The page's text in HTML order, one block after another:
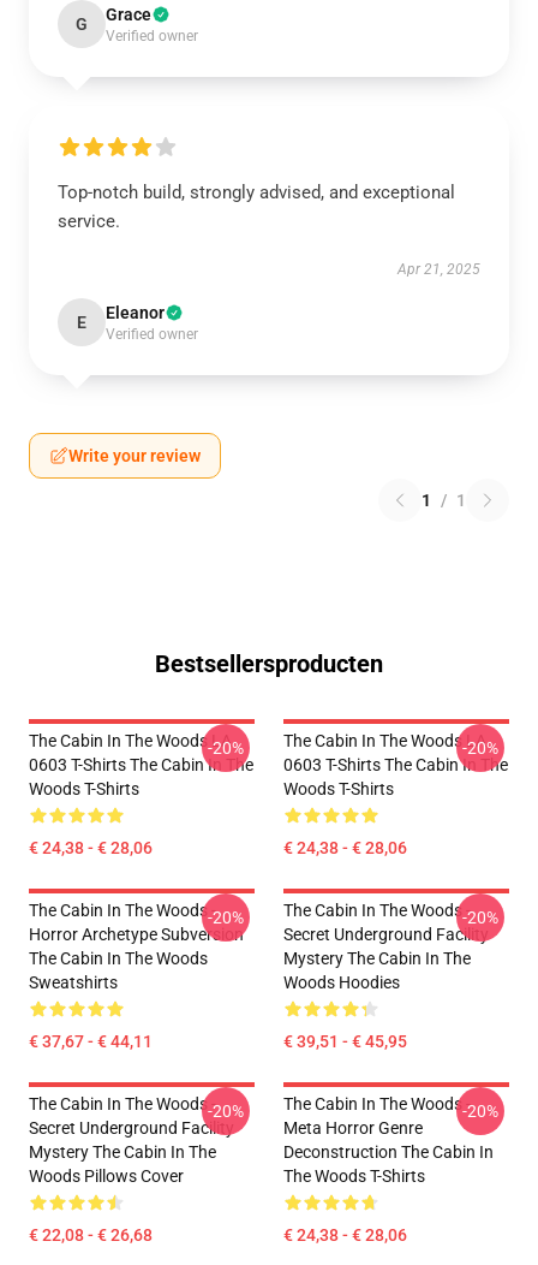
G Grace
Verified owner
Top-notch build, strongly advised, and exceptional
service.
Apr 21, 2025
E Eleanor
Verified owner
Write your review
1 / 1
Bestsellersproducten
The Cabin In The Woods LA
0603 T-Shirts The Cabin In The
Woods T-Shirts
€ 24,38 - € 28,06
-20%
The Cabin In The Woods LA
0603 T-Shirts The Cabin In The
Woods T-Shirts
€ 24,38 - € 28,06
-20%
The Cabin In The Woods -
Horror Archetype Subversion
The Cabin In The Woods
Sweatshirts
€ 37,67 - € 44,11
-20%
The Cabin In The Woods -
Secret Underground Facility
Mystery The Cabin In The
Woods Hoodies
€ 39,51 - € 45,95
-20%
The Cabin In The Woods -
Secret Underground Facility
Mystery The Cabin In The
Woods Pillows Cover
€ 22,08 - € 26,68
-20%
The Cabin In The Woods -
Meta Horror Genre
Deconstruction The Cabin In
The Woods T-Shirts
€ 24,38 - € 28,06
-20%